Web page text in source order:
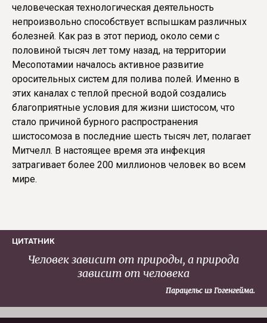
человеческая технологическая деятельность
непроизвольно способствует вспышкам различных
болезней. Как раз в этот период, около семи с
половиной тысяч лет тому назад, на территории
Месопотамии началось активное развитие
оросительных систем для полива полей. Именно в
этих каналах с теплой пресной водой создались
благоприятные условия для жизни шистосом, что
стало причиной бурного распространения
шистосомоза в последние шесть тысяч лет, полагает
Митчелл. В настоящее время эта инфекция
затрагивает более 200 миллионов человек во всем
мире.
ЦИТАТНИК
Человек зависит от природы, а природа
зависит от человека
Парацельс из Гогенгейма.